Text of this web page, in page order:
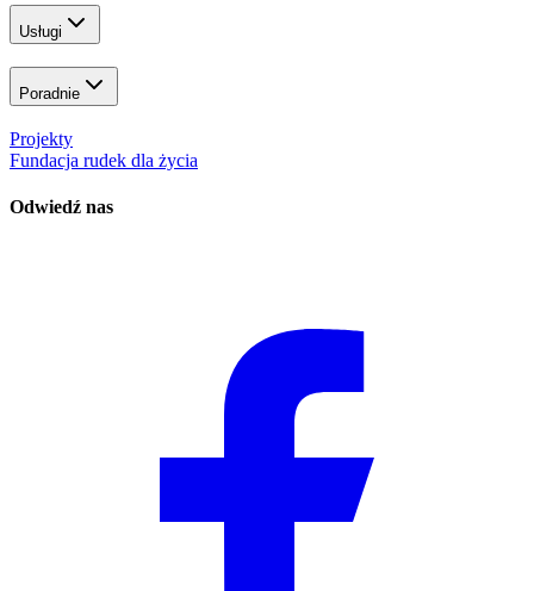
Usługi
Poradnie
Projekty
Fundacja rudek dla życia
Odwiedź nas